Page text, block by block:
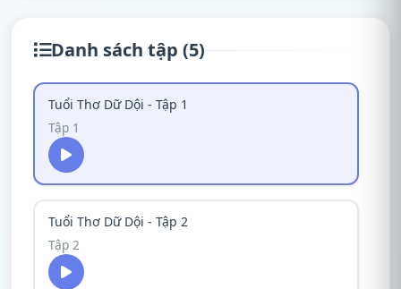
Danh sách tập (5)
Tuổi Thơ Dữ Dội - Tập 1
Tập 1
Tuổi Thơ Dữ Dội - Tập 2
Tập 2